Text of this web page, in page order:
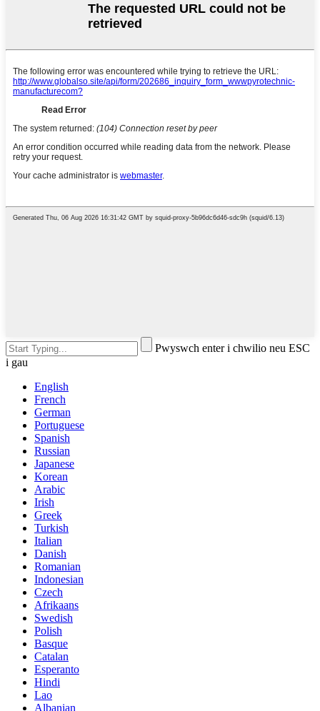
Pwyswch enter i chwilio neu ESC
i gau
English
French
German
Portuguese
Spanish
Russian
Japanese
Korean
Arabic
Irish
Greek
Turkish
Italian
Danish
Romanian
Indonesian
Czech
Afrikaans
Swedish
Polish
Basque
Catalan
Esperanto
Hindi
Lao
Albanian